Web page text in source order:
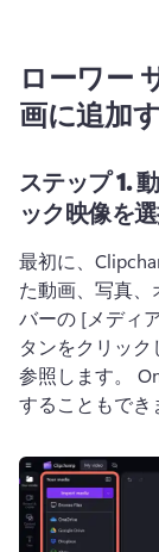
ローワー
画に追加
ステップ 1.
ック映像を
最初に、
た動画、写真
バーの [メディ
タンをクリッ
参照します。
することもでき